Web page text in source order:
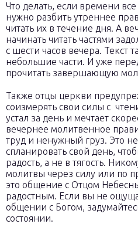
Что делать, если времени все
нужно разбить утреннее
читать их в течение дня. А
начинать читать частями
с шести часов вечера. Текст
небольшие части. И уже
прочитать завершающую
Также отцы церкви
соизмерять свои силы с
устал за день и мечтает
вечернее молитвенное
труд и ненужный груз. Это
спланировать свой день,
радость, а не в тягость.
молитвы через силу или по
это общение с Отцом
радостным. Если вы не
общении с Богом,
состоянии.